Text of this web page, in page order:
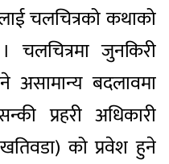
चलचित्रको कथाको
चलचित्रमा जुनकिरी
असामान्य बदलावमा
प्रहरी अधिकारी
को प्रवेश हुने